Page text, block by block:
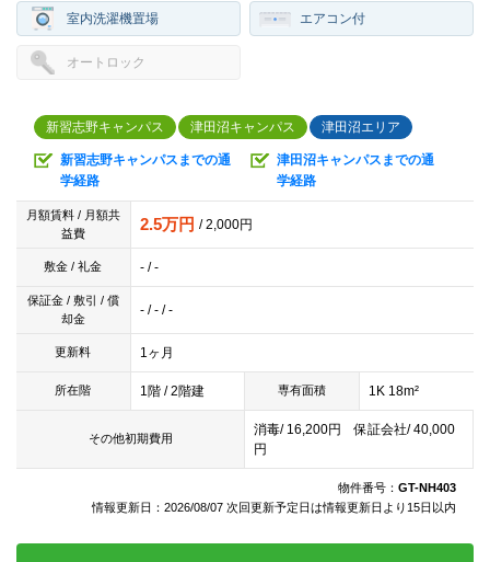
室内洗濯機置場 エアコン付
オートロック
新習志野キャンパス 津田沼キャンパス 津田沼エリア
新習志野キャンパスまでの通
学経路
津田沼キャンパスまでの通
学経路
月額賃料 / 月額共
益費
2.5万円 / 2,000円
敷金 / 礼金 - / -
保証金 / 敷引 / 償
却金
- / - / -
更新料 1ヶ月
所在階 1階 / 2階建 専有面積 1K 18m²
その他初期費用
消毒/ 16,200円 保証会社/ 40,000
円
物件番号： GT-NH403
情報更新日：2026/08/07 次回更新予定日は情報更新日より15日以内